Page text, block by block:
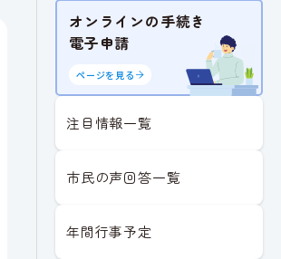
オンラインの手続き
電子申請
ページを見る
注目情報一覧
市民の声回答一覧
年間行事予定